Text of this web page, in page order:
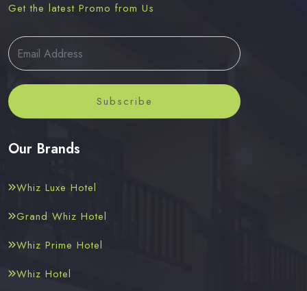
Get the latest Promo from Us
Subscribe
Our Brands
Whiz Luxe Hotel
Grand Whiz Hotel
Whiz Prime Hotel
Whiz Hotel